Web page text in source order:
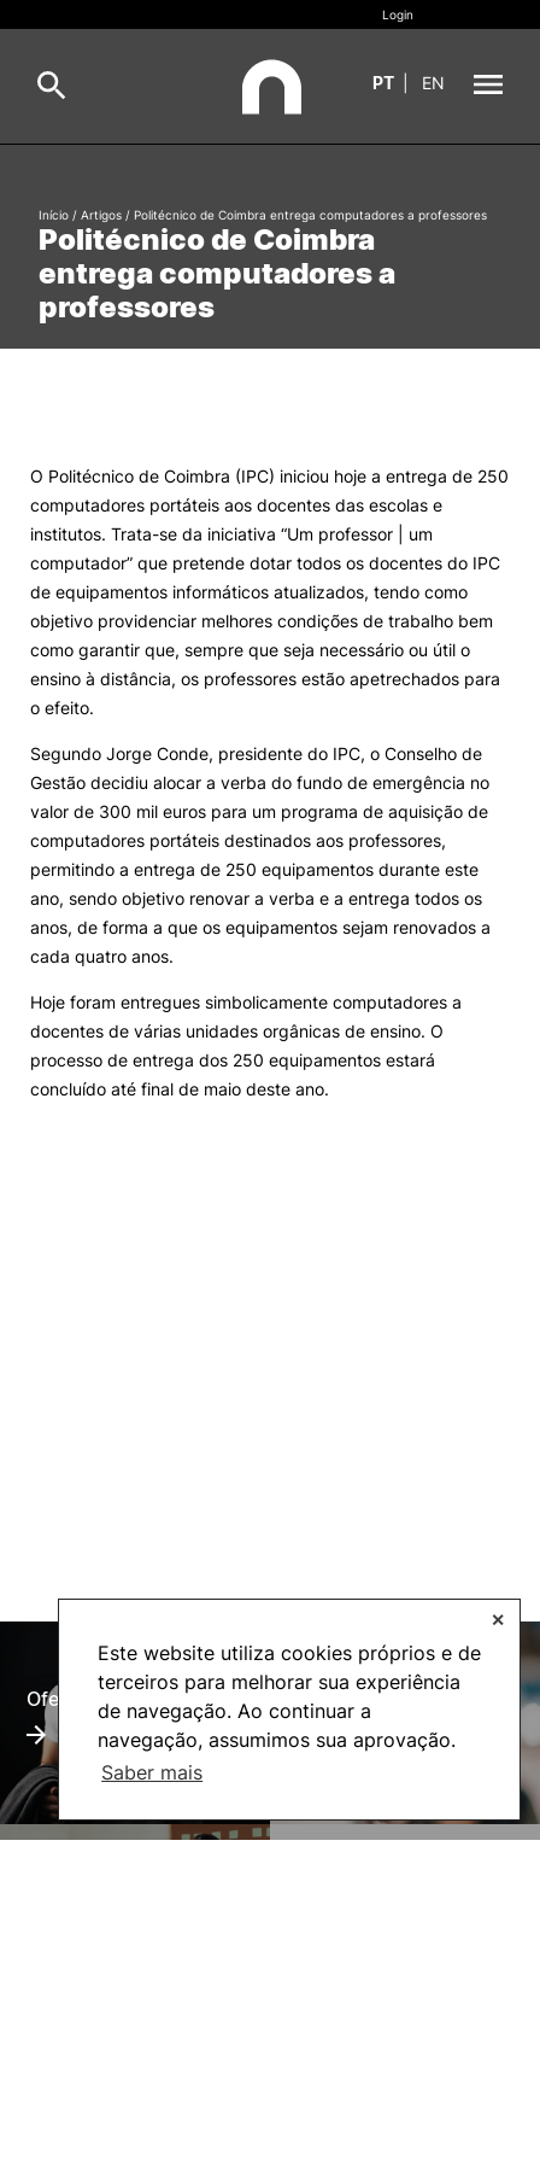
Este website utiliza cookies próprios e de
terceiros para melhorar sua experiência
de navegação. Ao continuar a
navegação, assumimos sua aprovação.
Saber mais
✕
Estudar
Internacional
Ação Social
Alumni
Projetos PRR
Magazine
Eventos
Europeia Política de Privacidade e Cookies
Login
PT EN
Pesquisa
Oferta Formativa Geral
Politécnico de Coimbra
entrega computadores a
professores
Início / Artigos / Politécnico de Coimbra entrega computadores a professores
O Politécnico de Coimbra (IPC) iniciou hoje a entrega de 250
computadores portáteis aos docentes das escolas e
institutos. Trata-se da iniciativa “Um professor | um
computador” que pretende dotar todos os docentes do IPC
de equipamentos informáticos atualizados, tendo como
objetivo providenciar melhores condições de trabalho bem
como garantir que, sempre que seja necessário ou útil o
ensino à distância, os professores estão apetrechados para
o efeito.
Segundo Jorge Conde, presidente do IPC, o Conselho de
Gestão decidiu alocar a verba do fundo de emergência no
valor de 300 mil euros para um programa de aquisição de
computadores portáteis destinados aos professores,
permitindo a entrega de 250 equipamentos durante este
ano, sendo objetivo renovar a verba e a entrega todos os
anos, de forma a que os equipamentos sejam renovados a
cada quatro anos.
Hoje foram entregues simbolicamente computadores a
docentes de várias unidades orgânicas de ensino. O
processo de entrega dos 250 equipamentos estará
concluído até final de maio deste ano.
Oferta Formativa Alumni